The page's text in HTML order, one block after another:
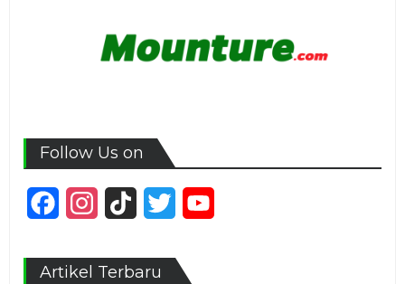
Follow Us on
FacebookInstagram
TikTok Twitter
Artikel Terbaru